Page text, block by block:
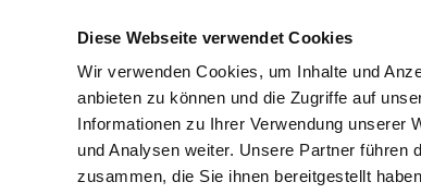
Diese Webseite verwendet Cookies
Wir verwenden Cookies, um Inhalte und
anbieten zu können und die Zugriffe auf
Informationen zu Ihrer Verwendung unserer
und Analysen weiter. Unsere Partner führen
zusammen, die Sie ihnen bereitgestellt
bitte an bewerbung@frohnauer.de